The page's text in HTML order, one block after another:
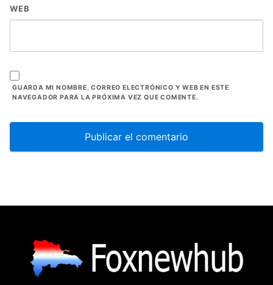
WEB
GUARDA MI NOMBRE, CORREO ELECTRÓNICO Y WEB EN ESTE
NAVEGADOR PARA LA PRÓXIMA VEZ QUE COMENTE.